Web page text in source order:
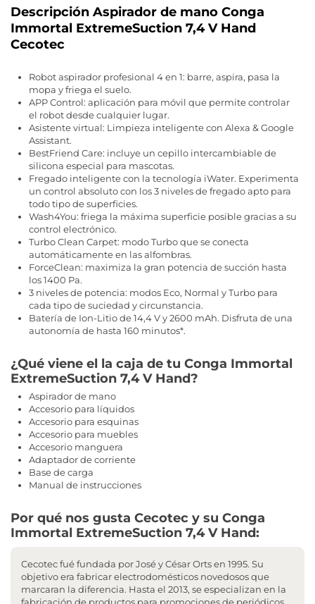
Descripción Aspirador de mano Conga
Immortal ExtremeSuction 7,4 V Hand
Cecotec
Robot aspirador profesional 4 en 1: barre, aspira, pasa la
mopa y friega el suelo.
APP Control: aplicación para móvil que permite controlar
el robot desde cualquier lugar.
Asistente virtual: Limpieza inteligente con Alexa & Google
Assistant.
BestFriend Care: incluye un cepillo intercambiable de
silicona especial para mascotas.
Fregado inteligente con la tecnología iWater. Experimenta
un control absoluto con los 3 niveles de fregado apto para
todo tipo de superficies.
Wash4You: friega la máxima superficie posible gracias a su
control electrónico.
Turbo Clean Carpet: modo Turbo que se conecta
automáticamente en las alfombras.
ForceClean: maximiza la gran potencia de succión hasta
los 1400 Pa.
3 niveles de potencia: modos Eco, Normal y Turbo para
cada tipo de suciedad y circunstancia.
Batería de Ion-Litio de 14,4 V y 2600 mAh. Disfruta de una
autonomía de hasta 160 minutos*.
¿Qué viene el la caja de tu Conga Immortal
ExtremeSuction 7,4 V Hand?
Aspirador de mano
Accesorio para líquidos
Accesorio para esquinas
Accesorio para muebles
Accesorio manguera
Adaptador de corriente
Base de carga
Manual de instrucciones
Por qué nos gusta Cecotec y su Conga
Immortal ExtremeSuction 7,4 V Hand:
Cecotec fué fundada por José y César Orts en 1995. Su
objetivo era fabricar electrodomésticos novedosos que
marcaran la diferencia. Hasta el 2013, se especializan en la